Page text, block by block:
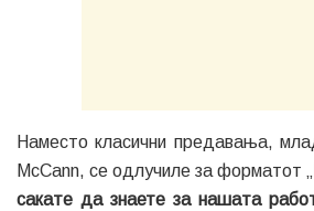
Наместо класични предавања,
McCann, се одлучиле за форматот „
сакате да знаете за нашата